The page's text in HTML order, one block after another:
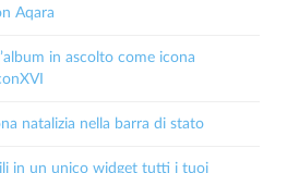
Aqara
in ascolto come icona
natalizia nella barra di stato
in un unico widget tutti i tuoi